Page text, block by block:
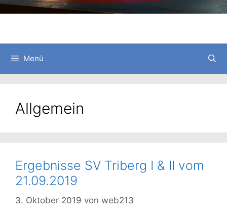
Menü
Allgemein
Ergebnisse SV Triberg I & II vom
21.09.2019
3. Oktober 2019 von web213